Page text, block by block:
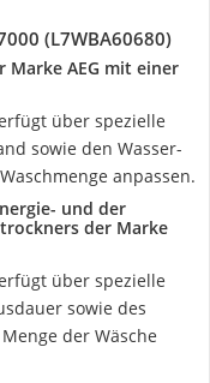
(L7WBA60680)
Marke AEG mit einer
über spezielle
sowie den Wasser-
anpassen.
und der
der Marke
über spezielle
sowie des
der Wäsche